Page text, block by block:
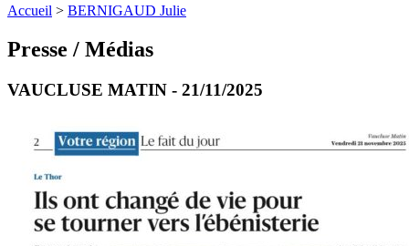
Accueil > BERNIGAUD Julie
Presse / Médias
VAUCLUSE MATIN - 21/11/2025